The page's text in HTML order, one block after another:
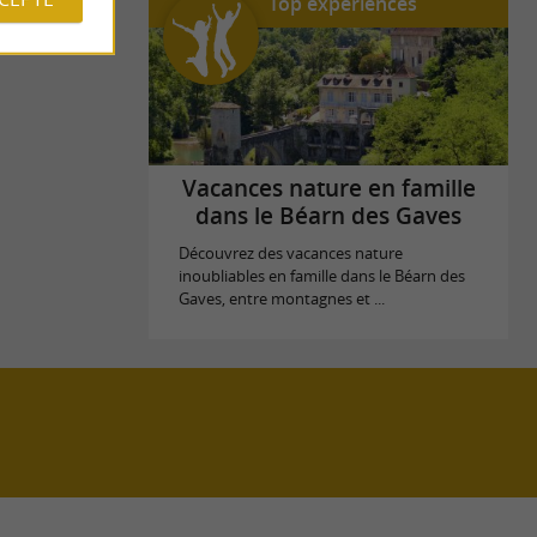
Vacances nature en famille
dans le Béarn des Gaves
Découvrez des vacances nature
inoubliables en famille dans le Béarn des
Gaves, entre montagnes et ...